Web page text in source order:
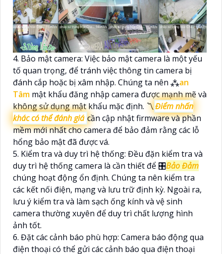
4. Bảo mật camera: Việc bảo mật camera là một yếu
tố quan trọng, để tránh việc thông tin camera bị
đánh cắp hoặc bị xâm nhập. Chúng ta nên ⁂an
Tâm mật khẩu đăng nhập camera được mạnh mẽ và
không sử dụng mật khẩu mặc định. 〽Điểm nhấn
khác có thể đánh giá cần cập nhật firmware và phần
mềm mới nhất cho camera để bảo đảm rằng các lỗ
hổng bảo mật đã được vá.
5. Kiểm tra và duy trì hệ thống: Đều đặn kiểm tra và
duy trì hệ thống camera là cần thiết để 🎛Bảo Đảm
chúng hoạt động ổn định. Chúng ta nên kiểm tra
các kết nối điện, mạng và lưu trữ định kỳ. Ngoài ra,
lưu ý kiểm tra và làm sạch ống kính và vệ sinh
camera thường xuyên để duy trì chất lượng hình
ảnh tốt.
6. Đặt các cảnh báo phù hợp: Camera báo động qua
điện thoại có thể gửi các cảnh báo qua điện thoại